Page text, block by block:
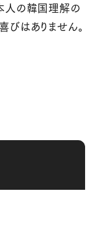
人の韓国理解の
びはありません。